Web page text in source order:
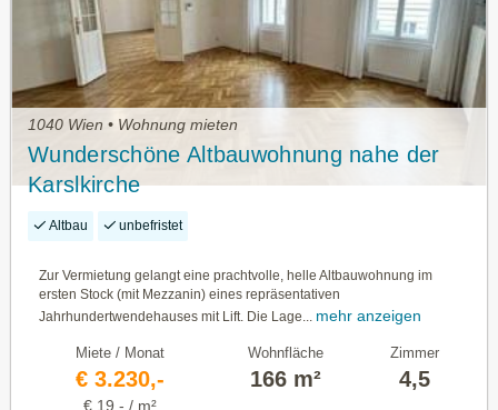
1040 Wien • Wohnung mieten
Wunderschöne Altbauwohnung nahe der
Karslkirche
Altbau unbefristet
Zur Vermietung gelangt eine prachtvolle, helle Altbauwohnung im
ersten Stock (mit Mezzanin) eines repräsentativen
Jahrhundertwendehauses mit Lift. Die Lage... mehr anzeigen
Miete / Monat
€ 3.230,-
€ 19,- / m²
Wohnfläche
166 m²
Zimmer
4,5